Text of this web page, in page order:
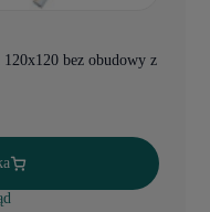
bez obudowy z